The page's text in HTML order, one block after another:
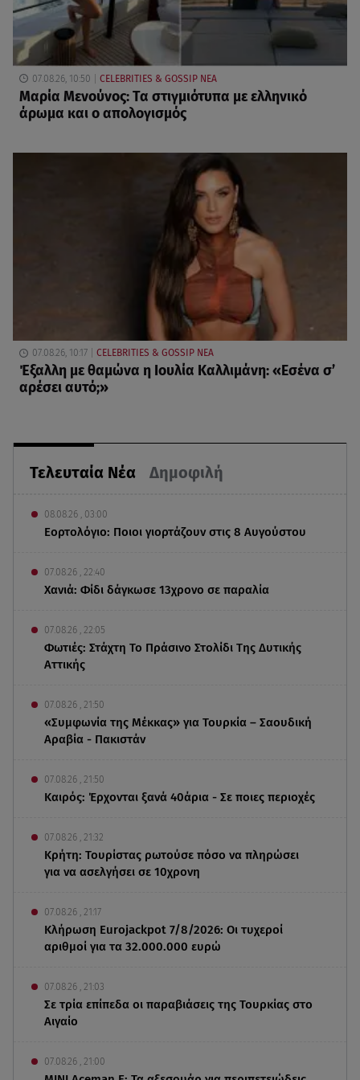
Τελευταία Νέα Δημοφιλή
08.08.26 , 03:00
Εορτολόγιο: Ποιοι γιορτάζουν στις 8 Αυγούστου
07.08.26 , 22:40
Χανιά: Φίδι δάγκωσε 13χρονο σε παραλία
07.08.26 , 22:05
Φωτιές: Στάχτη Το Πράσινο Στολίδι Της Δυτικής
Αττικής
07.08.26 , 21:50
«Συμφωνία της Μέκκας» για Τουρκία – Σαουδική
Αραβία - Πακιστάν
07.08.26 , 21:50
Καιρός: Έρχονται ξανά 40άρια - Σε ποιες περιοχές
07.08.26 , 21:32
Κρήτη: Τουρίστας ρωτούσε πόσο να πληρώσει
για να ασελγήσει σε 10χρονη
07.08.26 , 21:17
Κλήρωση Eurojackpot 7/8/2026: Οι τυχεροί
αριθμοί για τα 32.000.000 ευρώ
07.08.26 , 21:03
Σε τρία επίπεδα οι παραβιάσεις της Τουρκίας στο
Αιγαίο
07.08.26 , 21:00
07.08.26, 10:50 CELEBRITIES & GOSSIP ΝΕΑ
Μαρία Μενούνος: Τα στιγμιότυπα με ελληνικό
άρωμα και ο απολογισμός
07.08.26, 10:17 CELEBRITIES & GOSSIP ΝΕΑ
Έξαλλη με θαμώνα η Ιουλία Καλλιμάνη: «Εσένα σ’
αρέσει αυτό;»